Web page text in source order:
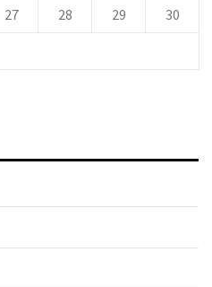
27 28 29 30